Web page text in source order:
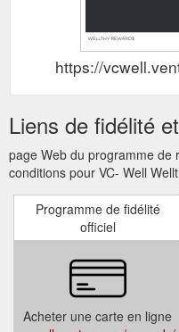
https://
Liens de fidélité
page Web du programme de
conditions pour VC- Well
Programme de fidélité
officiel
Acheter une carte en ligne